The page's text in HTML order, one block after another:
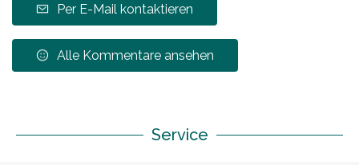
Per E-Mail kontaktieren
Alle Kommentare ansehen
Service